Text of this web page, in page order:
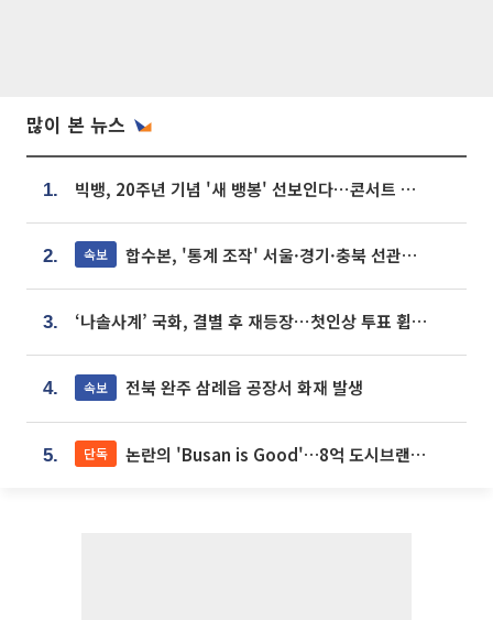
많이 본 뉴스
1. 빅뱅, 20주년 기념 '새 뱅봉' 선보인다⋯콘서트 앞두고 팝업 개최
2. 속보 합수본, '통계 조작' 서울·경기·충북 선관위 등 추가 압수수색
3. ‘나솔사계’ 국화, 결별 후 재등장⋯첫인상 투표 휩쓸고 ‘인기녀’ 등극
4. 속보 전북 완주 삼례읍 공장서 화재 발생
5. 단독 논란의 'Busan is Good'…8억 도시브랜드, 용산 대통령실 CI 업체가 수행